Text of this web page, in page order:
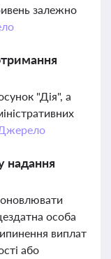
залежно
"Дія", а
надання
особа
виплат
або